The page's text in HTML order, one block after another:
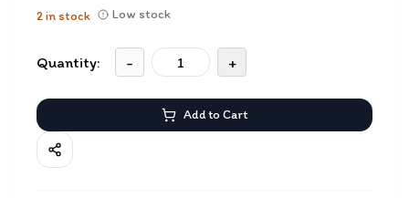
2in stock Low stock
Quantity: - +
Add to Cart